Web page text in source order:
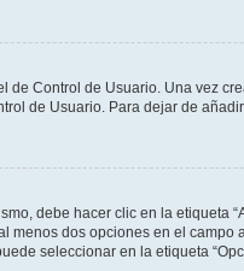
de Control de Usuario. Una vez
de Usuario. Para dejar de
debe hacer clic en la
menos dos opciones en el
seleccionar en la etiqueta